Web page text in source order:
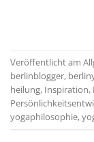
Veröffentlicht am
berlinblogger,
heilung, Inspiration,
yogaphilosophie,